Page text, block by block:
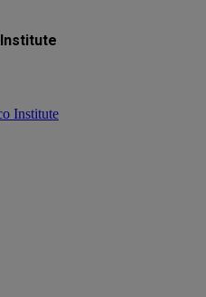
Institute